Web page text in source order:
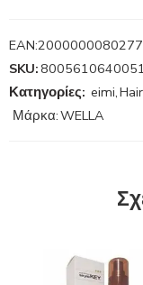
EAN:2000000080277
SKU:
Κατηγορίες: eimi,
Μάρκα:WELLA